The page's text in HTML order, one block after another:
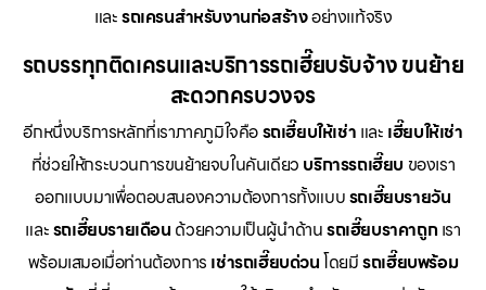
และรถเครนสำหรับงานก่อสร้างอย่างแท้จริง
รถบรรทุกติดเครนและบริการรถเฮี๊ยบรับจ้าง ขนย้าย
สะดวกครบวงจร
อีกหนึ่งบริการหลักที่เราภาคภูมิใจคือรถเฮี๊ยบให้เช่า และ เฮี๊ยบให้เช่า
ที่ช่วยให้กระบวนการขนย้ายจบในคันเดียว บริการรถเฮี๊ยบ ของเรา
ออกแบบมาเพื่อตอบสนองความต้องการทั้งแบบรถเฮี๊ยบรายวัน
และรถเฮี๊ยบรายเดือน ด้วยความเป็นผู้นำด้านรถเฮี๊ยบราคาถูกเรา
พร้อมเสมอเมื่อท่านต้องการ เช่ารถเฮี๊ยบด่วนโดยมีรถเฮี๊ยบพร้อม